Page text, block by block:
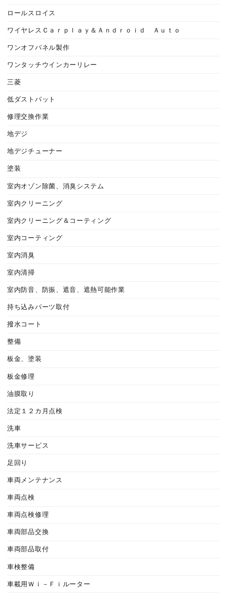
ロールスロイス
ワイヤレスＣａｒｐｌａｙ＆Ａｎｄｒｏｉｄ Ａｕｔｏ
ワンオフパネル製作
ワンタッチウインカーリレー
三菱
低ダストパット
修理交換作業
地デジ
地デジチューナー
塗装
室内オゾン除菌、消臭システム
室内クリーニング
室内クリーニング＆コーティング
室内コーティング
室内消臭
室内清掃
室内防音、防振、遮音、遮熱可能作業
持ち込みパーツ取付
撥水コート
整備
板金、塗装
板金修理
油膜取り
法定１２カ月点検
洗車
洗車サービス
足回り
車両メンテナンス
車両点検
車両点検修理
車両部品交換
車両部品取付
車検整備
車載用Ｗｉ－Ｆｉルーター